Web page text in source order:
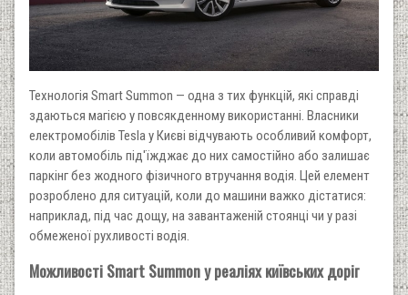
Технологія Smart Summon — одна з тих функцій, які справді
здаються магією у повсякденному використанні. Власники
електромобілів Tesla у Києві відчувають особливий комфорт,
коли автомобіль під'їжджає до них самостійно або залишає
паркінг без жодного фізичного втручання водія. Цей елемент
розроблено для ситуацій, коли до машини важко дістатися:
наприклад, під час дощу, на завантаженій стоянці чи у разі
обмеженої рухливості водія.
Можливості Smart Summon у реаліях київських доріг